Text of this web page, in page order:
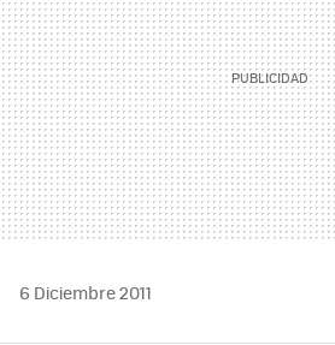
6 Diciembre 2011